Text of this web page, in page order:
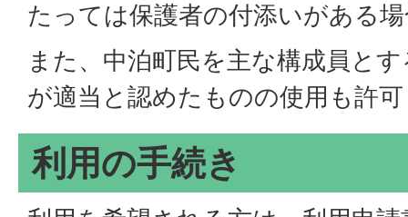
たっては保護者の付添いがある
また、中泊町民を主な構成員と
が適当と認めたものの使用も許
利用の手続き